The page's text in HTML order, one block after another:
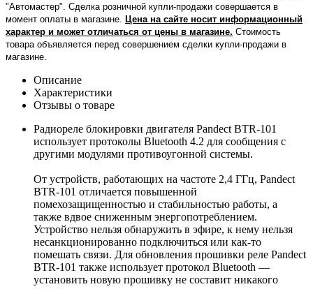
"Автомастер". Сделка розничной купли-продажи совершается в
момент оплаты в магазине.
Цена на сайте носит информационный
характер и может отличаться от цены в магазине. Стоимость
товара объявляется перед совершением сделки купли-продажи в
магазине
Описание
Характеристики
Отзывы о товаре
Радиореле блокировки двигателя Pandect BTR-101
использует протоколы Bluetooth 4.2 для сообщения с
другими модулями противоугонной системы.
От устройств, работающих на частоте 2,4 ГГц, Pandect
BTR-101 отличается повышенной
помехозащищенностью и стабильностью работы, а
также вдвое сниженным энергопотреблением.
Устройство нельзя обнаружить в эфире, к нему нельзя
несанкционированно подключиться или как-то
помешать связи. Для обновления прошивки реле Pandect
BTR-101 также использует протокол Bluetooth —
установить новую прошивку не составит никакого